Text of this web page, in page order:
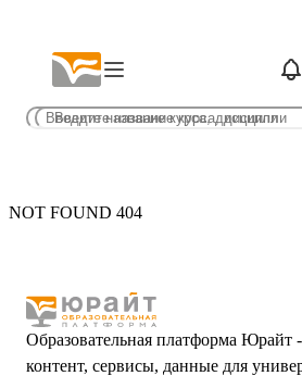
NOT FOUND 404
Образовательная платформа Юрайт
контент, сервисы, данные для